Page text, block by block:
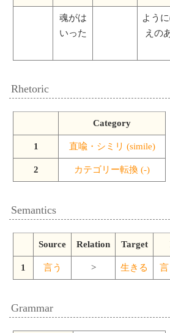
魂がは
いった
よう
えの
Rhetoric
Category
1 直喩・シミリ (simile)
2 カテゴリー転換 (-)
Semantics
Source Relation Target
1 言う > 生きる
Grammar